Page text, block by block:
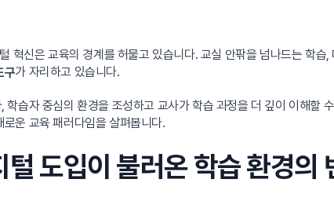
혁신은 교육의 경계를 허물고 있습니다. 교실 안팎을 넘나드는 학습
구가 자리하고 있습니다.
습자 중심의 환경을 조성하고 교사가 학습 과정을 더 깊이 이해할
운 교육 패러다임을 살펴봅니다.
도입이 불러온 학습 환경의